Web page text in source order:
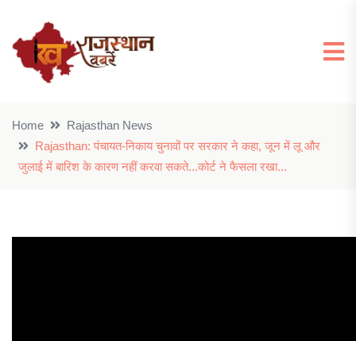
Home
Rajasthan News
Rajasthan: पंचायत-निकाय चुनावों पर सरकार ने कहा, जून में लू और
जुलाई में बारिश के कारण नहीं करवा सकते...कोर्ट ने फैसला रखा...